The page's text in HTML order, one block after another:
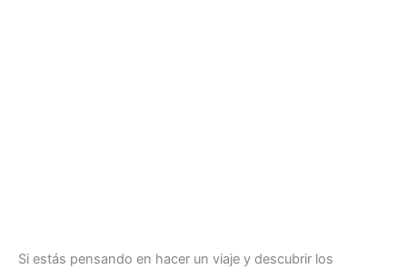
Si estás pensando en hacer un viaje y descubrir los